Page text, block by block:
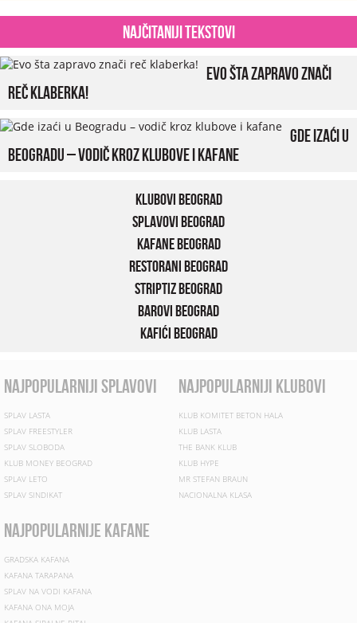
Najčitaniji tekstovi
Evo šta zapravo znači
reč klaberka!
Gde izaći u
Beogradu – vodič kroz klubove i kafane
Klubovi Beograd
Splavovi Beograd
Kafane Beograd
Restorani Beograd
Striptiz Beograd
Barovi Beograd
Kafići Beograd
najpopularniji splavovi
SPLAV LASTA
SPLAV FREESTYLER
SPLAV SLOBODA
KLUB MONEY BEOGRAD
SPLAV LETO
SPLAV SINDIKAT
najpopularniji klubovi
KLUB KOMITET BETON HALA
KLUB LASTA
THE BANK KLUB
KLUB HYPE
MR STEFAN BRAUN
NACIONALNA KLASA
najpopularnije kafane
GRADSKA KAFANA
KAFANA TARAPANA
SPLAV NA VODI KAFANA
KAFANA ONA MOJA